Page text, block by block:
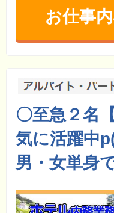
お仕事
〇至急２名
気に活躍中
男・女単身